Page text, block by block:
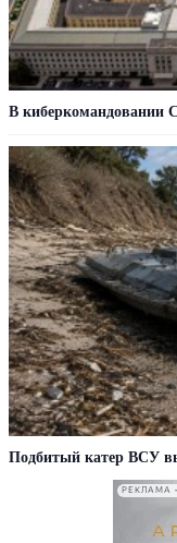
В киберкомандовании
Подбитый катер ВСУ